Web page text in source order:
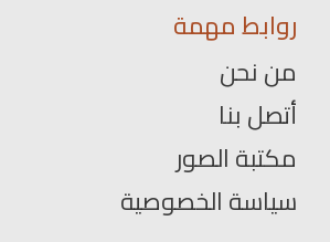
روابط مهمة
من نحن
أتصل بنا
مكتبة الصور
سياسة الخصوصية